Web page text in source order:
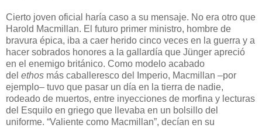
Cierto joven oficial haría caso a su mensaje. No era otro que
Harold Macmillan. El futuro primer ministro, hombre de
bravura épica, iba a caer herido cinco veces en la guerra y a
hacer sobrados honores a la gallardía que Jünger apreció
en el enemigo británico. Como modelo acabado
del ethos más caballeresco del Imperio, Macmillan –por
ejemplo– tuvo que pasar un día en la tierra de nadie,
rodeado de muertos, entre inyecciones de morfina y lecturas
del Esquilo en griego que llevaba en un bolsillo del
uniforme. “Valiente como Macmillan”, decían en su